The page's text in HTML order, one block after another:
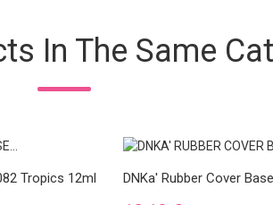
In The Same
Tropics 12ml DNKa' Rubber Cover